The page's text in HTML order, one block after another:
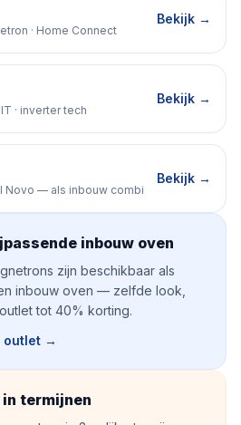
· Home Connect
Bekijk →
· inverter tech
Bekijk →
Novo — als inbouw combi
Bekijk →
inbouw oven
zijn beschikbaar als
inbouw oven — zelfde look,
tot 40% korting.
outlet →
termijnen